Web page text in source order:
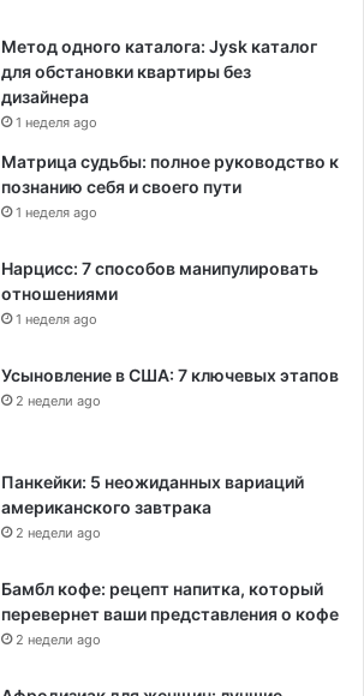
Метод одного каталога: Jysk каталог
для обстановки квартиры без
дизайнера
1 неделя ago
Матрица судьбы: полное руководство к
познанию себя и своего пути
1 неделя ago
Нарцисс: 7 способов манипулировать
отношениями
1 неделя ago
Усыновление в США: 7 ключевых этапов
2 недели ago
Панкейки: 5 неожиданных вариаций
американского завтрака
2 недели ago
Бамбл кофе: рецепт напитка, который
перевернет ваши представления о кофе
2 недели ago